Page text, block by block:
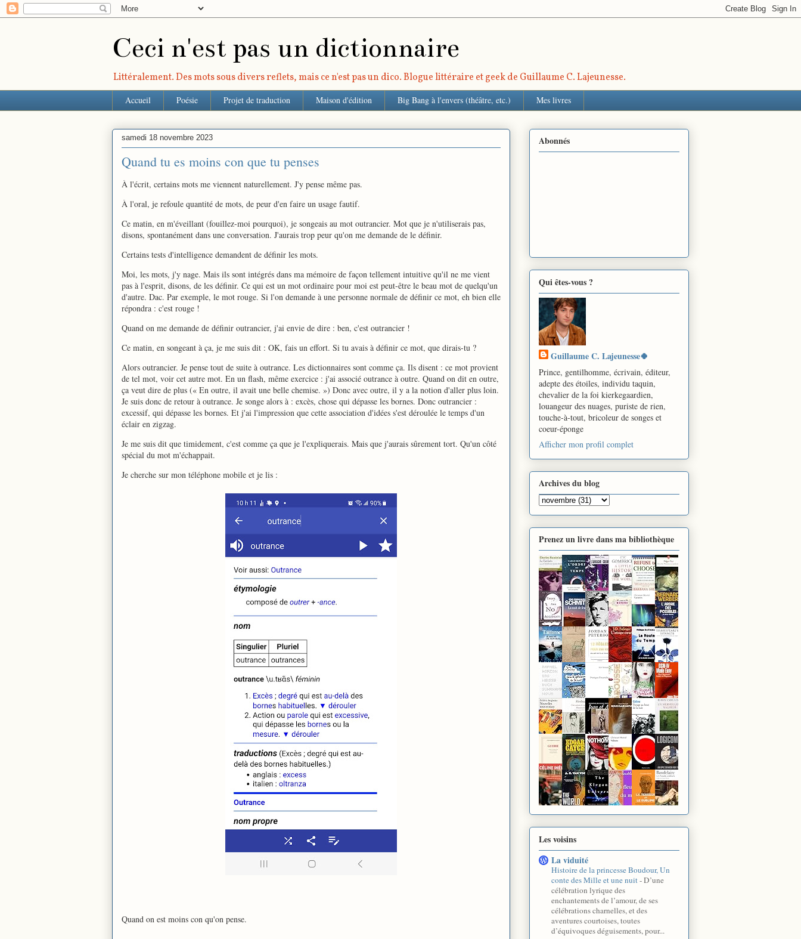
Ceci n'est pas un dictionnaire
Littéralement. Des mots sous divers reflets, mais ce n'est pas un dico. Blogue littéraire et geek de Guillaume C. Lajeunesse.
Accueil Poésie Projet de traduction Maison d'édition Big Bang à l'envers (théâtre, etc.) Mes livres
samedi 18 novembre 2023
Quand tu es moins con que tu penses
À l'écrit, certains mots me viennent naturellement. J'y pense même pas.
À l'oral, je refoule quantité de mots, de peur d'en faire un usage fautif.
Ce matin, en m'éveillant (fouillez-moi pourquoi), je songeais au mot outrancier. Mot que je n'utiliserais pas,
disons, spontanément dans une conversation. J'aurais trop peur qu'on me demande de le définir.
Certains tests d'intelligence demandent de définir les mots.
Moi, les mots, j'y nage. Mais ils sont intégrés dans ma mémoire de façon tellement intuitive qu'il ne me vient
pas à l'esprit, disons, de les définir. Ce qui est un mot ordinaire pour moi est peut-être le beau mot de quelqu'un
d'autre. Dac. Par exemple, le mot rouge. Si l'on demande à une personne normale de définir ce mot, eh bien elle
répondra : c'est rouge !
Quand on me demande de définir outrancier, j'ai envie de dire : ben, c'est outrancier !
Ce matin, en songeant à ça, je me suis dit : OK, fais un effort. Si tu avais à définir ce mot, que dirais-tu ?
Alors outrancier. Je pense tout de suite à outrance. Les dictionnaires sont comme ça. Ils disent : ce mot provient
de tel mot, voir cet autre mot. En un flash, même exercice : j'ai associé outrance à outre. Quand on dit en outre,
ça veut dire de plus (« En outre, il avait une belle chemise. ») Donc avec outre, il y a la notion d'aller plus loin.
Je suis donc de retour à outrance. Je songe alors à : excès, chose qui dépasse les bornes. Donc outrancier :
excessif, qui dépasse les bornes. Et j'ai l'impression que cette association d'idées s'est déroulée le temps d'un
éclair en zigzag.
Je me suis dit que timidement, c'est comme ça que je l'expliquerais. Mais que j'aurais sûrement tort. Qu'un côté
spécial du mot m'échappait.
Je cherche sur mon téléphone mobile et je lis :
Quand on est moins con qu'on pense.
Abonnés
Qui êtes-vous ?
Guillaume C. Lajeunesse🍀
Prince, gentilhomme, écrivain, éditeur,
adepte des étoiles, individu taquin,
chevalier de la foi kierkegaardien,
louangeur des nuages, puriste de rien,
touche-à-tout, bricoleur de songes et
coeur-éponge
Afficher mon profil complet
Archives du blog
Prenez un livre dans ma bibliothèque
Les voisins
La viduité
Histoire de la princesse Boudour, Un
conte des Mille et une nuit-D’une
célébration lyrique des
enchantements de l’amour, de ses
célébrations charnelles, et des
aventures courtoises, toutes
d’équivoques déguisements, pour...